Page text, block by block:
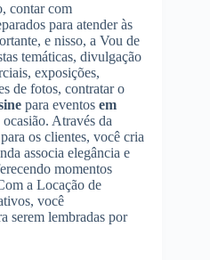
contar com
para atender às
e nisso, a Vou de
temáticas, divulgação
exposições,
de fotos, contratar o
para eventos em
Através da
os clientes, você cria
associa elegância e
momentos
a Locação de
você
serem lembradas por